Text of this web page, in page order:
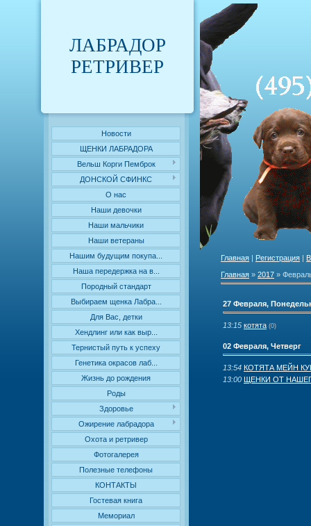
ЛАБРАДОР
РЕТРИВЕР
Новости
ЩЕНКИ ЛАБРАДОРА
Вельш Корги Пемброк
ДОНСКОЙ СФИНКС
О нас
Наши девочки
Наши мальчики
Наши ветераны
Нашим будущим покупа...
Наша передержка на в...
Породный стандарт
Выбираем щенка Лабра...
Для Вас, детки
Хендлинг или как выр...
Тернистый путь к успеху
Генетика окрасов лаб...
Жизнь до рождения
Роды
Здоровье
Ожирение лабрадора
Охота и ретривер
Фотогалерея
Полезные телефоны
КОНТАКТЫ
Гостевая книга
Мемориал
Главная | Регистрация |
Главная » 2017 »
27 Февраля,
13:15 котята (0)
02 Февраля, Четверг
13:54 КОТЯТА МЕЙН
13:00 ЩЕНКИ ОТ